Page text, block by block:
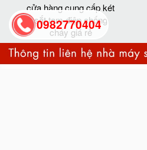
cửa hàng cung cấp két
sắt tam điệp chống
cháy giá rẻ
0982770404